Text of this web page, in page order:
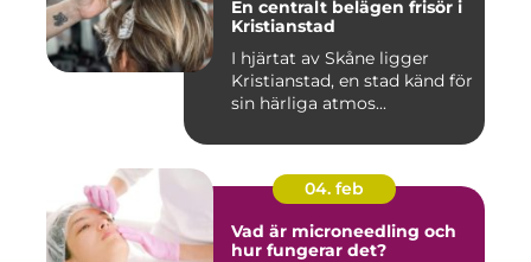
En centralt belägen frisör i
Kristianstad
I hjärtat av Skåne ligger
Kristianstad, en stad känd för
sin härliga atmos...
04. feb
Vad är microneedling och
hur fungerar det?